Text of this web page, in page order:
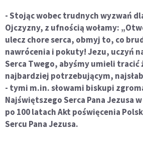
- Stojąc wobec trudnych wyzwań
Ojczyzny, z ufnością wołamy:
ulecz chore serca, obmyj to, co
nawrócenia i pokuty! Jezu, uczyń
Serca Twego, abyśmy umieli tracić
najbardziej potrzebującym,
- tymi m.in. słowami biskupi
Najświętszego Serca Pana Jezusa
po 100 latach Akt poświęcenia
Sercu Pana Jezusa.